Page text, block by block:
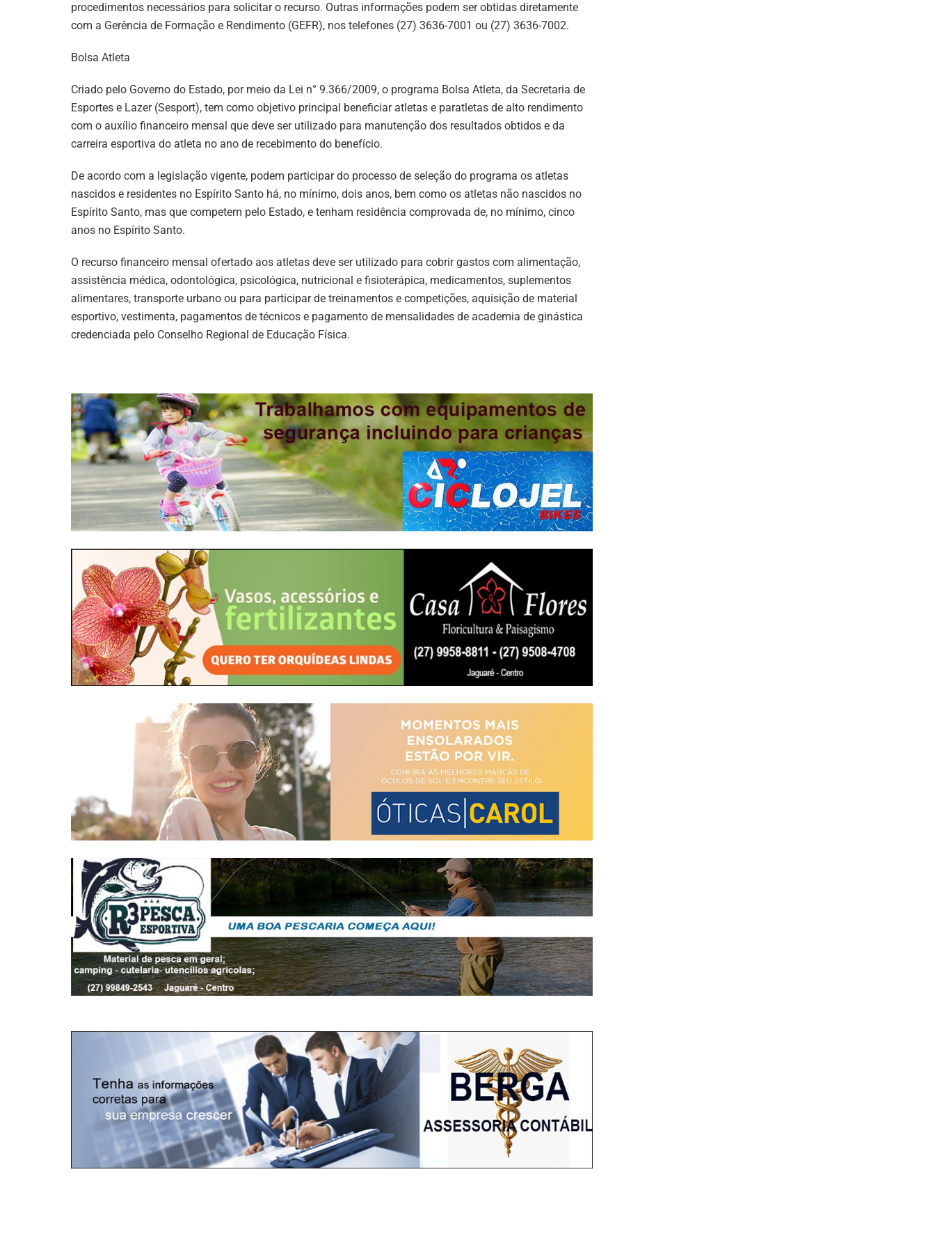
procedimentos necessários para solicitar o recurso. Outras informações podem ser obtidas diretamente
com a Gerência de Formação e Rendimento (GEFR), nos telefones (27) 3636-7001 ou (27) 3636-7002.
Bolsa Atleta
Criado pelo Governo do Estado, por meio da Lei n° 9.366/2009, o programa Bolsa Atleta, da Secretaria de
Esportes e Lazer (Sesport), tem como objetivo principal beneficiar atletas e paratletas de alto rendimento
com o auxílio financeiro mensal que deve ser utilizado para manutenção dos resultados obtidos e da
carreira esportiva do atleta no ano de recebimento do benefício.
De acordo com a legislação vigente, podem participar do processo de seleção do programa os atletas
nascidos e residentes no Espírito Santo há, no mínimo, dois anos, bem como os atletas não nascidos no
Espírito Santo, mas que competem pelo Estado, e tenham residência comprovada de, no mínimo, cinco
anos no Espírito Santo.
O recurso financeiro mensal ofertado aos atletas deve ser utilizado para cobrir gastos com alimentação,
assistência médica, odontológica, psicológica, nutricional e fisioterápica, medicamentos, suplementos
alimentares, transporte urbano ou para participar de treinamentos e competições, aquisição de material
esportivo, vestimenta, pagamentos de técnicos e pagamento de mensalidades de academia de ginástica
credenciada pelo Conselho Regional de Educação Física.